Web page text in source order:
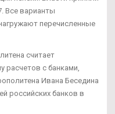
Все варианты
перечисленные
считает
с банками,
Ивана Беседина
российских банков в